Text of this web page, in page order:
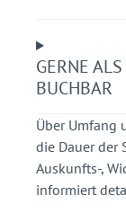
Prüfung,
GERNE
BUCHBAR
Über Umfang
die Dauer der
Auskunfts-,
informiert